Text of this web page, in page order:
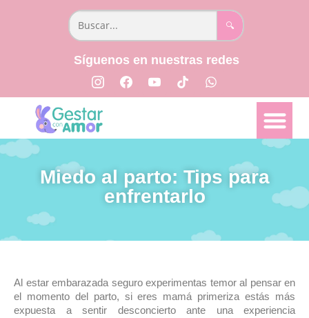
🔍
Síguenos en nuestras redes
Miedo al parto: Tips para
enfrentarlo
Al estar embarazada seguro experimentas temor al pensar en
el momento del parto, si eres mamá primeriza estás más
expuesta a sentir desconcierto ante una experiencia